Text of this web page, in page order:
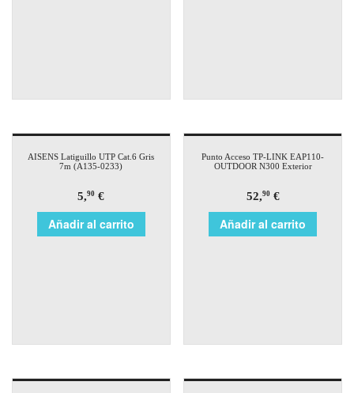
AISENS Latiguillo UTP Cat.6 Gris
7m (A135-0233)
5,90 €
Añadir al carrito
Punto Acceso TP-LINK EAP110-
OUTDOOR N300 Exterior
52,90€
Añadir al carrito